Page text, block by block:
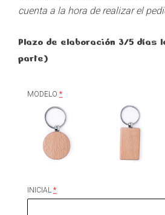
cuenta a la hora de realizar el
Plazo de elaboración 3/5 días
parte)
MODELO *
INICIAL *